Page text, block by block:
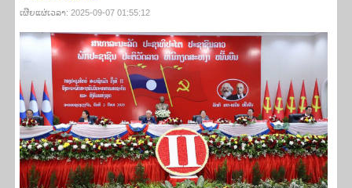
ເຜີຍ​ແຜ່​ເວ​ລາ: 2025-09-07 01:55:12